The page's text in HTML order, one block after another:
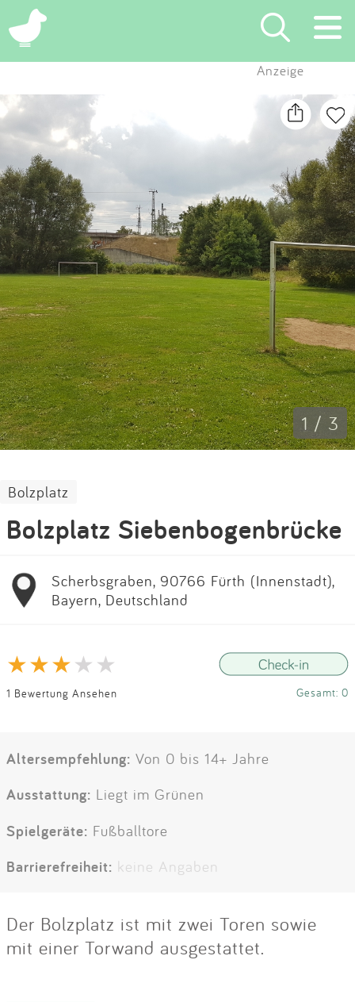
×
Eintragen
App
Blog
Partner
Kontakt
Impressum
Anmelden
Anzeige
1 / 3
Bolzplatz
Bolzplatz Siebenbogenbrücke
Scherbsgraben, 90766 Fürth (Innenstadt),
Bayern, Deutschland
1 Bewertung Ansehen Gesamt: 0
Altersempfehlung: Von 0 bis 14+ Jahre
Ausstattung: Liegt im Grünen
Spielgeräte: Fußballtore
Barrierefreiheit: keine Angaben
Der Bolzplatz ist mit zwei Toren sowie
mit einer Torwand ausgestattet.